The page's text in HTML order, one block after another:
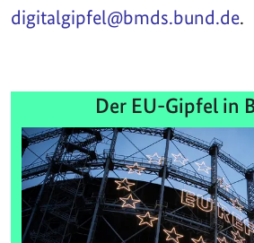
digitalgipfel@bmds.bund.de.
Der EU-Gipfel in